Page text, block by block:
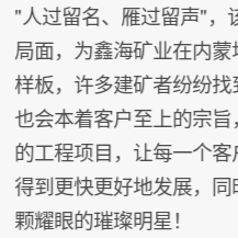
"人过留名、雁过留声"，
局面，为鑫海矿业在内
样板，许多建矿者纷纷
也会本着客户至上的宗
的工程项目，让每一个
得到更快更好地发展，
颗耀眼的璀璨明星！